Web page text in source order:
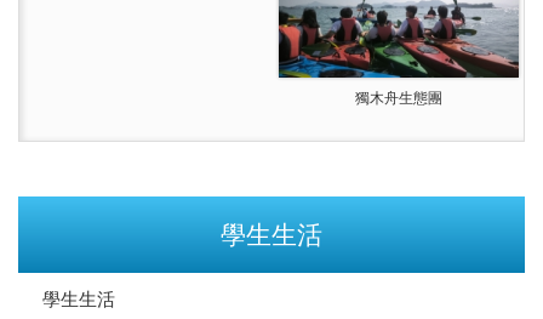
獨木舟生態團
學生生活
學生生活